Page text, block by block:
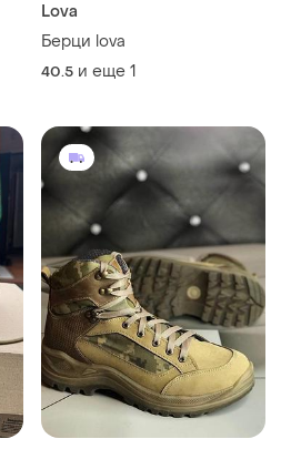
Lova
Берци lova
40.5 и еще 1